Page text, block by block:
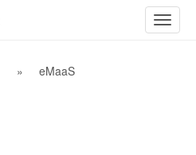
ein-/
eMaaS